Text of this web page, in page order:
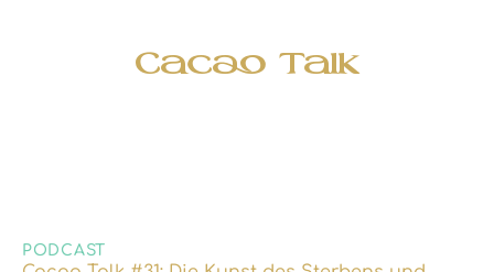
Cacao Talk
PODCAST